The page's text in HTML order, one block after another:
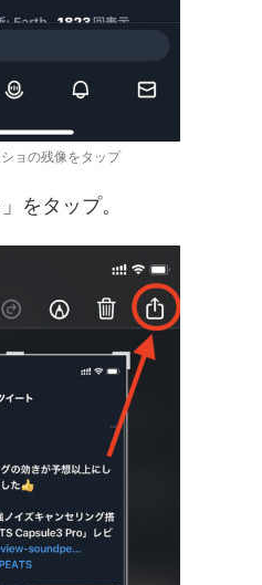
ョの残像をタップ
」をタップ。